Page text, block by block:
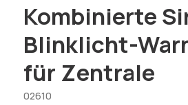
Kombinierte
Blinklicht-
für Zentrale
02610